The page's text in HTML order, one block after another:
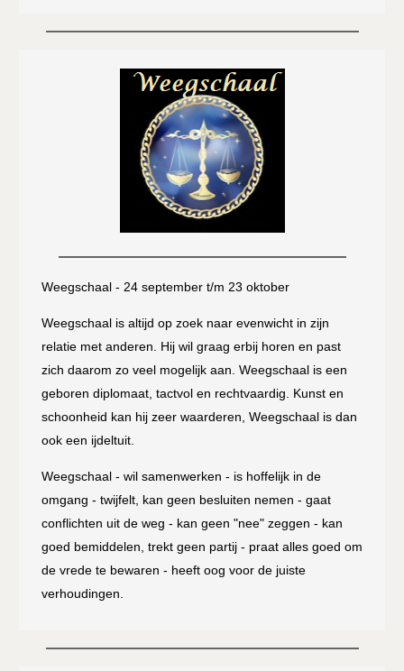
Weegschaal - 24 september t/m 23 oktober
Weegschaal is altijd op zoek naar evenwicht in zijn
relatie met anderen. Hij wil graag erbij horen en past
zich daarom zo veel mogelijk aan. Weegschaal is een
geboren diplomaat, tactvol en rechtvaardig. Kunst en
schoonheid kan hij zeer waarderen, Weegschaal is dan
ook een ijdeltuit.
Weegschaal - wil samenwerken - is hoffelijk in de
omgang - twijfelt, kan geen besluiten nemen - gaat
conflichten uit de weg - kan geen "nee" zeggen - kan
goed bemiddelen, trekt geen partij - praat alles goed om
de vrede te bewaren - heeft oog voor de juiste
verhoudingen.